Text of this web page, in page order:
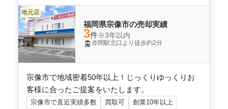
アンピール教育大前2
階数:1階 専有面積:87㎡
株式会社キャッスルハウス
1,600万円
地元店
福岡県宗像市の売却実績
3件※3年以内
赤間駅北口より徒歩約2分
宗像市で地域密着50年以上！じっくりゆっくりお
客様に合ったご提案をいたします。
宗像市で直近実績多数 買取可 創業10年以上